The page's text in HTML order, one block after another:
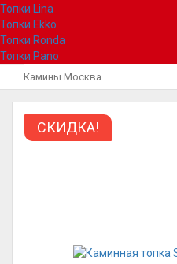
Топки Lina
Топки Ekko
Топки Ronda
Топки Pano
Камины Москва
СКИДКА!